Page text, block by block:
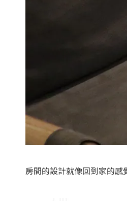
房間的設計就像回到家的感